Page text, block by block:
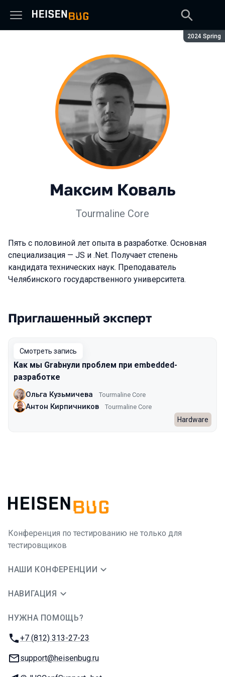
Сезон:
2024 Spring
Максим Коваль
Tourmaline Core
Пять с половиной лет опыта в разработке. Основная
специализация — JS и .Net. Получает степень
кандидата технических наук. Преподаватель
Челябинского государственного университета.
Выступления в сезоне 2024 Spring
Приглашенный эксперт
Смотреть запись
Как мы Grabнули проблем при embedded-
разработке
Ольга Кузьмичева Tourmaline Core
Антон Кирпичников Tourmaline Core
Hardware
Конференция по тестированию не только для
тестировщиков
НАШИ КОНФЕРЕНЦИИ
НАВИГАЦИЯ
НУЖНА ПОМОЩЬ?
Телефон:
+7 (812) 313-27-23
E-mail:
support@heisenbug.ru